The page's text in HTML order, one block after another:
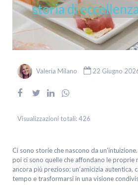
storia di
Valeria Milano 22 Giugno
Visualizzazioni totali:426
Ci sono storie che nascono da
poi ci sono quelle che affondano le proprie
ancora più prezioso: un’amicizia autentica,
tempo e trasformarsi in una visione